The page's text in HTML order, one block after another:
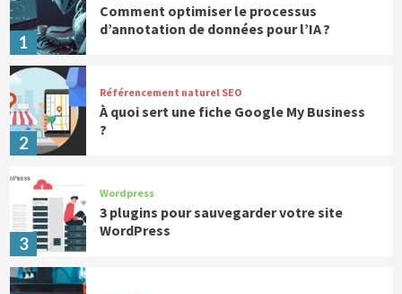
1
Comment optimiser le processus
d’annotation de données pour l’IA ?
2
Référencement naturel SEO
À quoi sert une fiche Google My Business
?
3
Wordpress
3 plugins pour sauvegarder votre site
WordPress